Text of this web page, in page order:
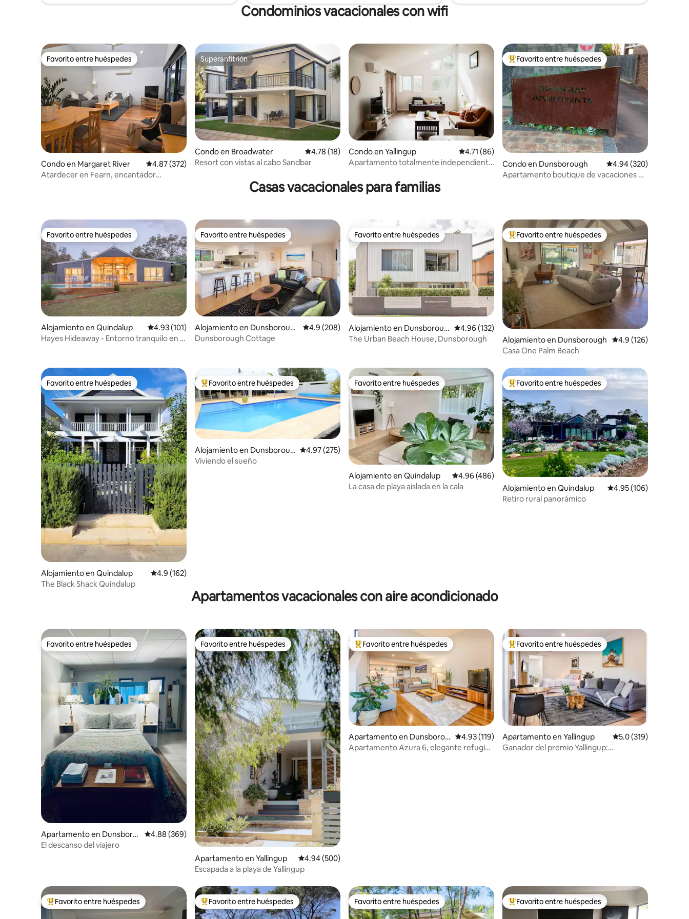
Condominios vacacionales con wifi
Favorito entre huéspedes
Favorito entre huéspedes
Condo en Margaret River Calificación promedio: 4.87 de 5, 372 reseñas
4.87 (372)
Atardecer en Fearn, encantador
Superanfitrión
Superanfitrión
Condo en Broadwater Calificación promedio: 4.78 de 5, 18 reseñas
4.78 (18)
Resort con vistas al cabo Sandbar
Condo en Yallingup Calificación promedio: 4.71 de 5, 86 reseñas
4.71 (86)
Apartamento totalmente independiente
Favorito entre huéspedes preferido
Favorito entre huéspedes
Condo en Dunsborough Calificación promedio:
4.94 (320)
Apartamento boutique de vacaciones en
Casas vacacionales para familias
Favorito entre huéspedes
Favorito entre huéspedes
Alojamiento en Quindalup Calificación promedio: 4.93 de 5, 101 reseñas
4.93 (101)
Hayes Hideaway - Entorno tranquilo en el
Favorito entre huéspedes
Favorito entre huéspedes
Alojamiento en Dunsboroug
h
Calificación promedio: 4.9 de 5, 208 reseñas
4.9 (208)
Dunsborough Cottage
Favorito entre huéspedes
Favorito entre huéspedes
Alojamiento en Dunsboroug
h
Calificación promedio: 4.96 de 5, 132 reseñas
4.96 (132)
The Urban Beach House, Dunsborough
Favorito entre huéspedes preferido
Favorito entre huéspedes
Alojamiento en Dunsborough Calificación
4.9 (126)
Casa One Palm Beach
Favorito entre huéspedes
Favorito entre huéspedes
Alojamiento en Quindalup Calificación promedio: 4.9 de 5, 162 reseñas
4.9 (162)
The Black Shack Quindalup
Favorito entre huéspedes preferido
Favorito entre huéspedes
Alojamiento en Dunsboroug
h
Calificación promedio: 4.97 de 5, 275 reseñas
4.97 (275)
Viviendo el sueño
Favorito entre huéspedes
Favorito entre huéspedes
Alojamiento en Quindalup Calificación promedio: 4.96 de 5, 486 reseñas
4.96 (486)
La casa de playa aislada en la cala
Favorito entre huéspedes preferido
Favorito entre huéspedes
Alojamiento en Quindalup Calificación promedio:
4.95 (106)
Retiro rural panorámico
Apartamentos vacacionales con aire acondicionado
Favorito entre huéspedes
Favorito entre huéspedes
Apartamento en Dunsboro
ugh
Calificación promedio: 4.88 de 5, 369 reseñas
4.88 (369)
El descanso del viajero
Favorito entre huéspedes
Favorito entre huéspedes
Apartamento en Yallingup Calificación promedio: 4.94 de 5, 500 reseñas
4.94 (500)
Escapada a la playa de Yallingup
Favorito entre huéspedes preferido
Favorito entre huéspedes
Apartamento en Dunsborou
gh
Calificación promedio: 4.93 de 5, 119 reseñas
4.93 (119)
Apartamento Azura 6, elegante refugio
Favorito entre huéspedes preferido
Favorito entre huéspedes
Apartamento en Yallingup Calificación
5.0 (319)
Ganador del premio Yallingup:
Favorito entre huéspedes preferido
Favorito entre huéspedes Favorito entre huéspedes preferido
Favorito entre huéspedes Favorito entre huéspedes
Favorito entre huéspedes Favorito entre huéspedes preferido
Favorito entre huéspedes